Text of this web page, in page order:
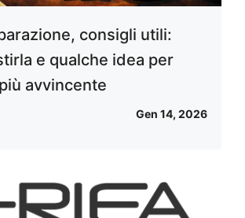
consigli utili:
e qualche idea per
avvincente
Gen 14, 2026